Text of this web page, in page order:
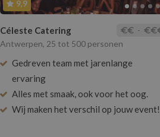
9,9
Céleste Catering
-
Antwerpen, 25 tot 500 personen
Gedreven team met jarenlange
ervaring
Alles met smaak, ook voor het oog.
Wij maken het verschil op jouw event!